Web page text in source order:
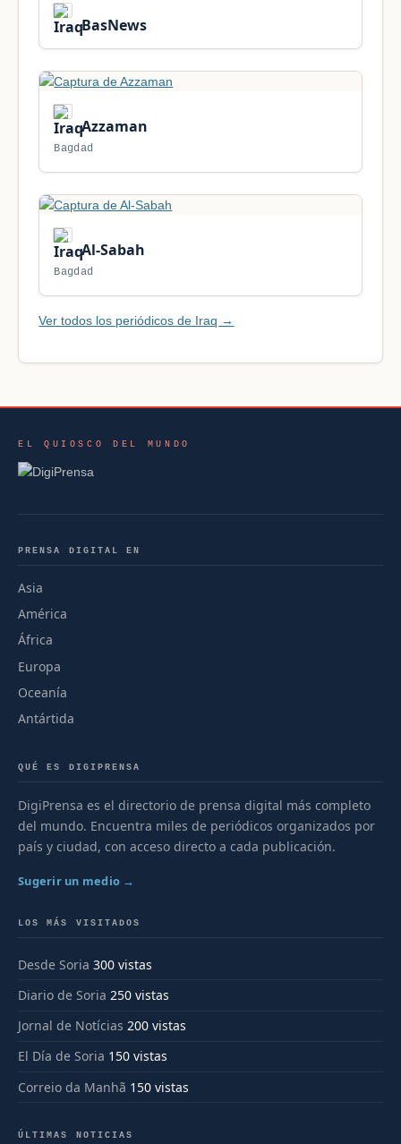
BasNews
Azzaman
Bagdad
Al-Sabah
Bagdad
Ver todos los periódicos de Iraq →
EL QUIOSCO DEL MUNDO
PRENSA DIGITAL EN
Asia
América
África
Europa
Oceanía
Antártida
QUÉ ES DIGIPRENSA
DigiPrensa es el directorio de prensa digital más completo
del mundo. Encuentra miles de periódicos organizados por
país y ciudad, con acceso directo a cada publicación.
Sugerir un medio →
LOS MÁS VISITADOS
Desde Soria 300 vistas
Diario de Soria 250 vistas
Jornal de Notícias 200 vistas
El Día de Soria 150 vistas
Correio da Manhã 150 vistas
ÚLTIMAS NOTICIAS